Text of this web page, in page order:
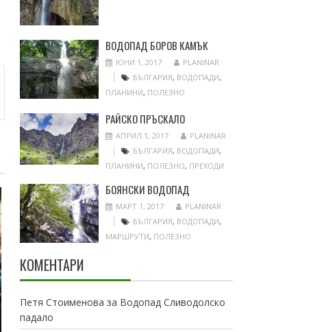
ВОДОПАД БОРОВ КАМЪК
ЮНИ 1, 2017
PLANINAR
БЪЛГАРИЯ, ВОДОПАДИ,
ПЛАНИНИ, ПОЛЕЗНО
РАЙСКО ПРЪСКАЛО
АПРИЛ 1, 2017
PLANINAR
БЪЛГАРИЯ, ВОДОПАДИ,
ПЛАНИНИ, ПОЛЕЗНО, ПРЕХОДИ
БОЯНСКИ ВОДОПАД
МАРТ 1, 2017
PLANINAR
БЪЛГАРИЯ, ВОДОПАДИ,
МАРШРУТИ, ПОЛЕЗНО
КОМЕНТАРИ
Петя Стоименова за Водопад Сливодолско
падало